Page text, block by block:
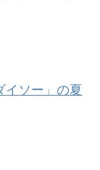
イソー」の夏